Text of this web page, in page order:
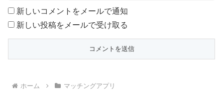
新しいコメントをメールで通知
新しい投稿をメールで受け取る
ホーム マッチングアプリ